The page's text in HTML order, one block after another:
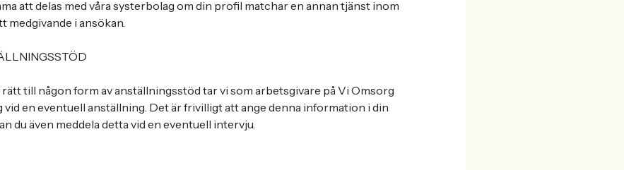
att delas med våra systerbolag om din profil matchar en annan tjänst inom
medgivande i ansökan.
till någon form av anställningsstöd tar vi som arbetsgivare på Vi Omsorg
vid en eventuell anställning. Det är frivilligt att ange denna information i din
du även meddela detta vid en eventuell intervju.